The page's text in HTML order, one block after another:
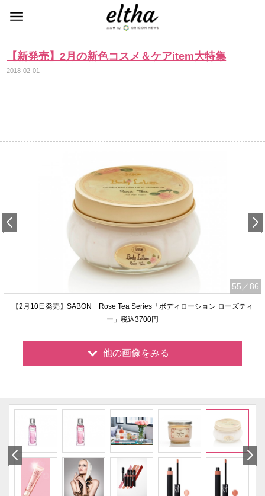
【新発売】2月の新色コスメ＆ケアitem大特集
2018-02-01
55 ／86
【2月10日発売】SABON Rose Tea Series「ボディローション ローズティ
ー」税込3700円
他の画像をみる